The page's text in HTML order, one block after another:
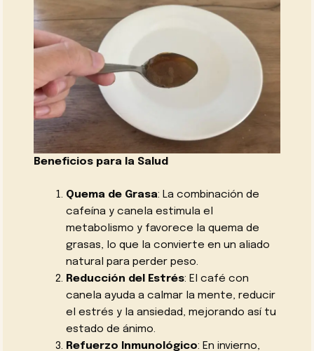
Beneficios para la Salud
Quema de Grasa: La combinación de
cafeína y canela estimula el
metabolismo y favorece la quema de
grasas, lo que la convierte en un aliado
natural para perder peso.
Reducción del Estrés: El café con
canela ayuda a calmar la mente, reducir
el estrés y la ansiedad, mejorando así tu
estado de ánimo.
Refuerzo Inmunológico: En invierno,